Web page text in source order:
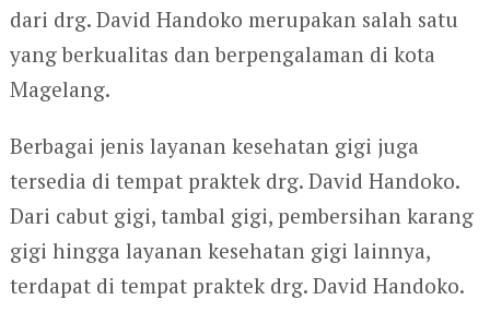
dari drg. David Handoko merupakan salah satu
yang berkualitas dan berpengalaman di kota
Magelang.
Berbagai jenis layanan kesehatan gigi juga
tersedia di tempat praktek drg. David Handoko.
Dari cabut gigi, tambal gigi, pembersihan karang
gigi hingga layanan kesehatan gigi lainnya,
terdapat di tempat praktek drg. David Handoko.